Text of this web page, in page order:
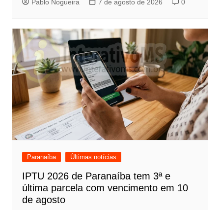
Pablo Nogueira 7 de agosto de 2026 0
Paranaíba Últimas notícias
IPTU 2026 de Paranaíba tem 3ª e
última parcela com vencimento em 10
de agosto